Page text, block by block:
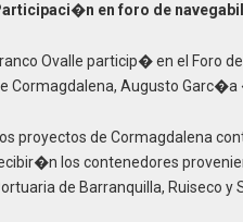
en foro de
Ovalle particip� en el Foro
Cormagdalena, Augusto
Los proyectos de Cormagdalena
los contenedores
de Barranquilla, Ruiseco y